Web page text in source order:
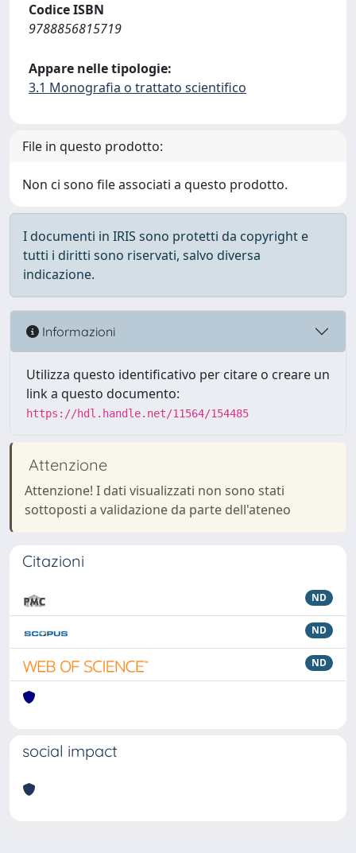
Codice ISBN
9788856815719
Appare nelle tipologie:
3.1 Monografia o trattato scientifico
File in questo prodotto:
Non ci sono file associati a questo prodotto.
I documenti in IRIS sono protetti da copyright e
tutti i diritti sono riservati, salvo diversa
indicazione.
Informazioni
Utilizza questo identificativo per citare o creare un
link a questo documento:
https://hdl.handle.net/11564/154485
Attenzione
Attenzione! I dati visualizzati non sono stati
sottoposti a validazione da parte dell'ateneo
Citazioni
ND
ND
ND
social impact